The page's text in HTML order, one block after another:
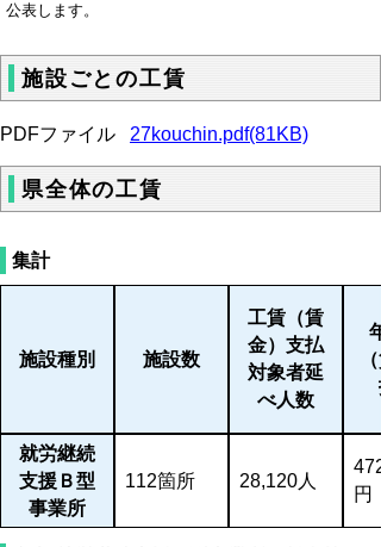
公表します。
施設ごとの工賃
PDFファイル 27kouchin.pdf(81KB)
県全体の工賃
集計
施設種別 施設数
工賃（賃
金）支払
対象者延
べ人数
就労継続
支援Ｂ型
事業所
112箇所 28,120人
円